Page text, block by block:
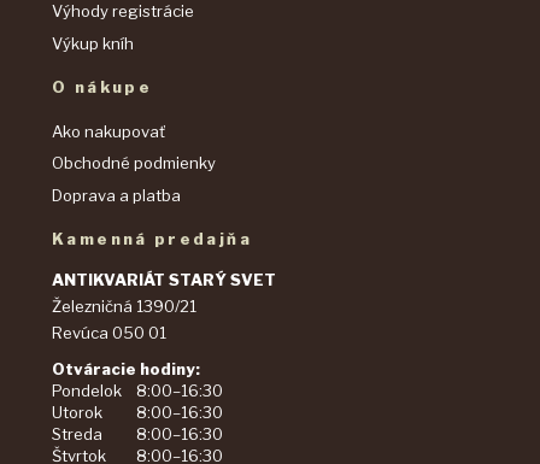
Výhody registrácie
Výkup kníh
O nákupe
Ako nakupovať
Obchodné podmienky
Doprava a platba
Kamenná predajňa
ANTIKVARIÁT STARÝ SVET
Železničná 1390/21
Revúca 050 01
Otváracie hodiny:
Pondelok
8:00–16:30
Utorok
8:00–16:30
Streda
8:00–16:30
Štvrtok
8:00–16:30